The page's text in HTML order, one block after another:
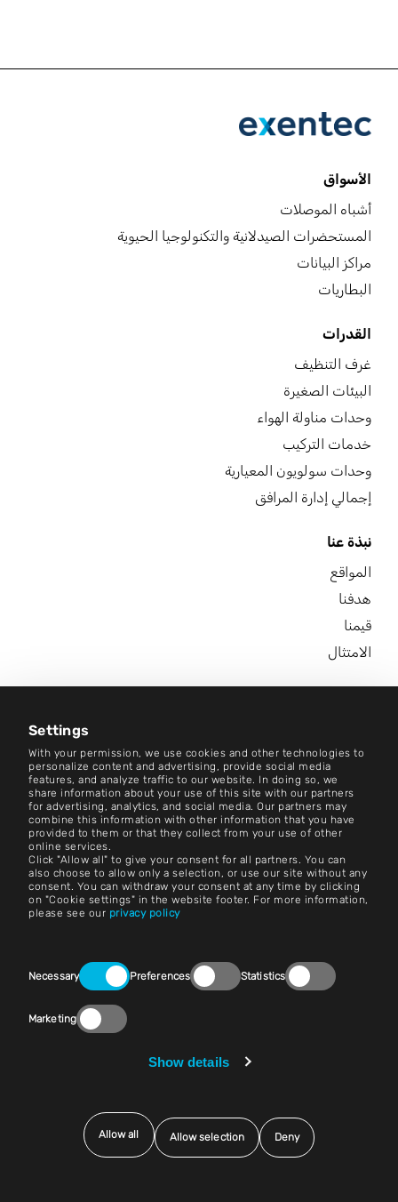
Settings
With your permission, we use cookies and other technologies to
personalize content and advertising, provide social media
features, and analyze traffic to our website. In doing so, we
share information about your use of this site with our partners
for advertising, analytics, and social media. Our partners may
combine this information with other information that you have
provided to them or that they collect from your use of other
online services.
Click "Allow all" to give your consent for all partners. You can
also choose to allow only a selection, or use our site without any
consent. You can withdraw your consent at any time by clicking
on "Cookie settings" in the website footer. For more information,
please see our privacy policy
Selection
Necessary Preferences Statistics
Marketing
Show details
Allow all Allow selection Deny
الأسواق
أشباه الموصلات
المستحضرات الصيدلانية والتكنولوجيا الحيوية
مراكز البيانات
البطاريات
القدرات
غرف التنظيف
البيئات الصغيرة
وحدات مناولة الهواء
خدمات التركيب
وحدات سولويون المعيارية
إجمالي إدارة المرافق
نبذة عنا
المواقع
هدفنا
قيمنا
الامتثال
اتصل بنا
الوظائف
الشروط والأحكام
بصمة
إشعار قانوني
اتصل بنا